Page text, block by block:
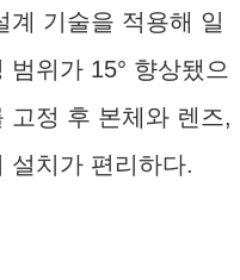
계 기술을 적용해 일
위가 15° 향상됐으
고정 후 본체와 렌즈,
설치가 편리하다.